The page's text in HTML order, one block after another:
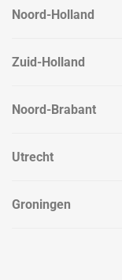
Noord-Holland
Zuid-Holland
Noord-Brabant
Utrecht
Groningen